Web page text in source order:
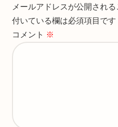
メールアドレスが公開される
付いている欄は必須項目です
コメント ※